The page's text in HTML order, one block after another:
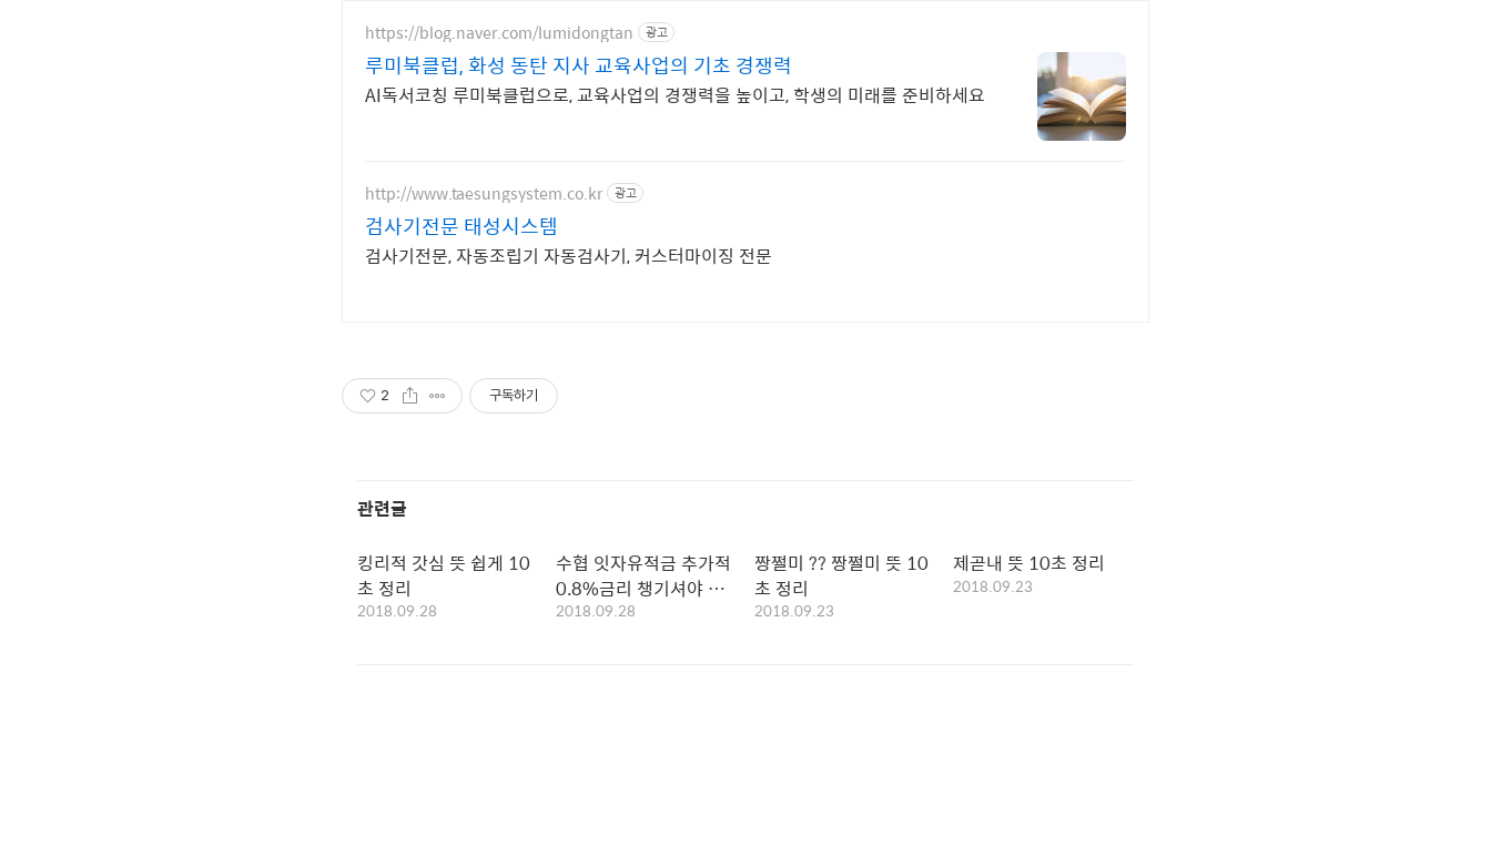
https://blog.naver.com/lumidongtan 광고
루미북클럽, 화성 동탄 지사 교육사업의 기초 경쟁력
AI독서코칭 루미북클럽으로, 교육사업의 경쟁력을 높이고, 학생의 미래를 준비하세요
http://www.taesungsystem.co.kr 광고
검사기전문 태성시스템
검사기전문, 자동조립기 자동검사기, 커스터마이징 전문
2 구독하기
관련글
킹리적 갓심 뜻 쉽게 10
초 정리
2018.09.28
수협 잇자유적금 추가적
0.8%금리 챙기셔야 됩
니다 -팩트-
2018.09.28
짱쩔미 ?? 짱쩔미 뜻 10
초 정리
2018.09.23
제곧내 뜻 10초 정리
2018.09.23